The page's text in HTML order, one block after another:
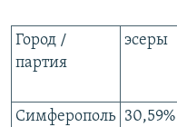
Город /
партия
эсеры
Симферополь 30,59%